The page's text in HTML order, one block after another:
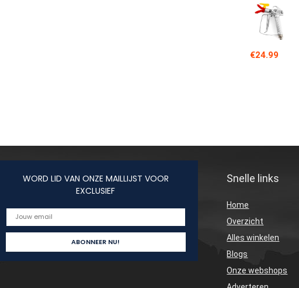
€24.99
WORD LID VAN ONZE MAILLIJST VOOR
EXCLUSIEF
Snelle links
Home
Overzicht
Alles winkelen
Blogs
Onze webshops